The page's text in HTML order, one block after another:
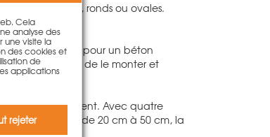
carrés, ronds ou ovales.
exigences pour un béton
permet de le monter et
de moulin à vent. Avec quatre
de réglage de 20 cm à 50 cm, la
Cela
analyse des
une visite la
des cookies et
de
applications
rejeter